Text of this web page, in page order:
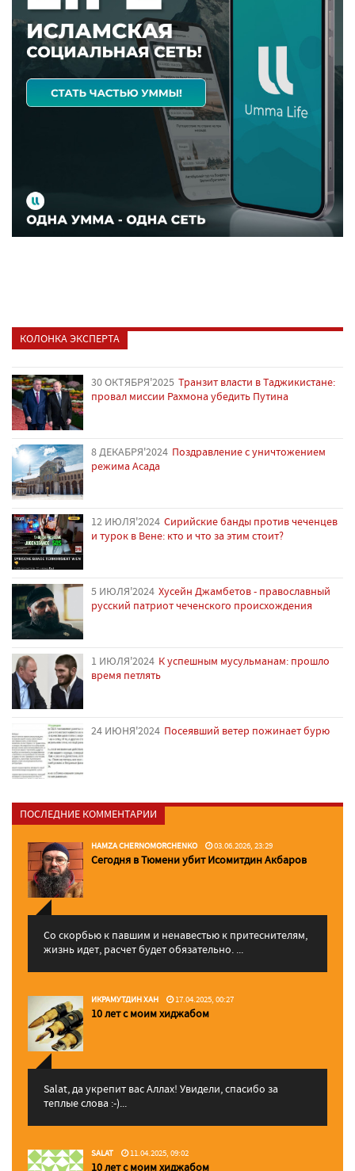
КОЛОНКА ЭКСПЕРТА
30 ОКТЯБРЯ'2025 Транзит власти в Таджикистане:
провал миссии Рахмона убедить Путина
8 ДЕКАБРЯ'2024 Поздравление с уничтожением
режима Асада
12 ИЮЛЯ'2024 Сирийские банды против чеченцев
и турок в Вене: кто и что за этим стоит?
5 ИЮЛЯ'2024 Хусейн Джамбетов - православный
русский патриот чеченского происхождения
1 ИЮЛЯ'2024 К успешным мусульманам: прошло
время петлять
24 ИЮНЯ'2024 Посеявший ветер пожинает бурю
ПОСЛЕДНИЕ КОММЕНТАРИИ
HAMZA CHERNOMORCHENKO 03.06.2026, 23:29
Сегодня в Тюмени убит Исомитдин Акбаров
Со скорбью к павшим и ненавестью к притеснителям,
жизнь идет, расчет будет обязательно. ...
ИКРАМУТДИН ХАН 17.04.2025, 00:27
10 лет с моим хиджабом
Salat, да укрепит вас Аллаx! Увидели, спасибо за
теплые слова :-)...
SALAT 11.04.2025, 09:02
10 лет с моим хиджабом